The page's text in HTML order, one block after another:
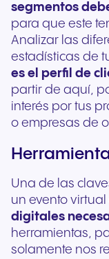
segmentos
para que este
Analizar las
estadísticas de
es el perfil de
partir de aquí,
interés por tus
o empresas de
Una de las
un evento
digitales
herramientas,
solamente nos